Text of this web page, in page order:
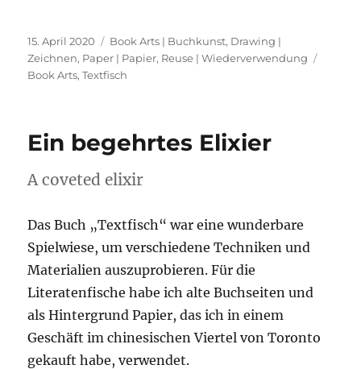
Veröffentlicht
am
15. April 2020 Kategorien
Book Arts | Buchkunst, Drawing |
Zeichnen, Paper | Papier, Reuse | Wiederverwendung
Book Arts,Textfisch
Ein begehrtes Elixier
A coveted elixir
Das Buch „Textfisch“ war eine wunderbare
Spielwiese, um verschiedene Techniken und
Materialien auszuprobieren. Für die
Literatenfische habe ich alte Buchseiten und
als Hintergrund Papier, das ich in einem
Geschäft im chinesischen Viertel von Toronto
gekauft habe, verwendet.